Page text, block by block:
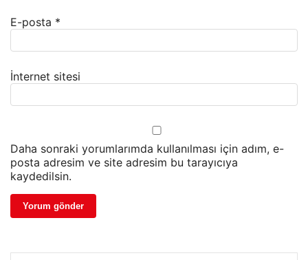
E-posta *
İnternet sitesi
Daha sonraki yorumlarımda kullanılması için adım, e-
posta adresim ve site adresim bu tarayıcıya
kaydedilsin.